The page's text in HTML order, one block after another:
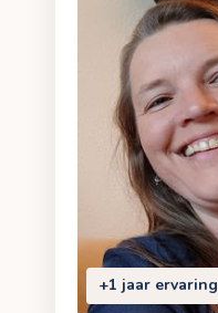
+1 jaar ervaring